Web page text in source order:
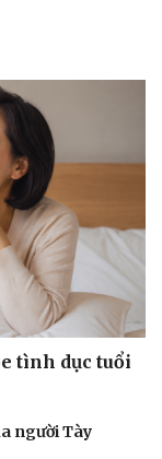
tình dục tuổi
người Tày